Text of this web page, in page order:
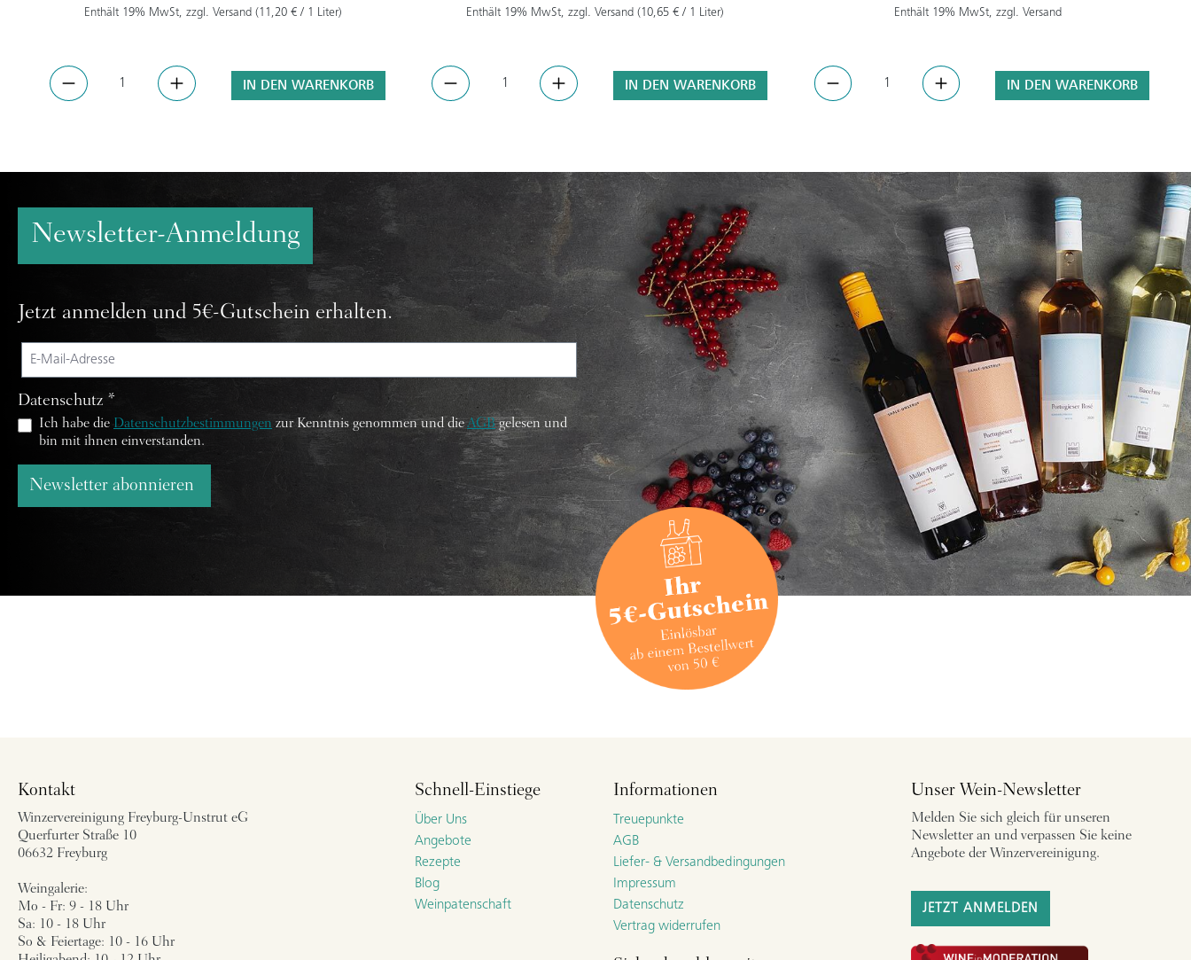
Enthält 19% MwSt, zzgl. Versand (11,20 € / 1 Liter)
IN DEN WARENKORB
Enthält 19% MwSt, zzgl. Versand (10,65 € / 1 Liter)
IN DEN WARENKORB
Enthält 19% MwSt, zzgl. Versand
IN DEN WARENKORB
Newsletter-Anmeldung
Jetzt anmelden und 5€-Gutschein erhalten.
Datenschutz *
Ich habe die Datenschutzbestimmungen zur Kenntnis genommen und dieAGBgelesen und
bin mit ihnen einverstanden.
Newsletter abonnieren
Kontakt
Winzervereinigung Freyburg-Unstrut eG
Querfurter Straße 10
06632 Freyburg
Weingalerie:
Mo - Fr: 9 - 18 Uhr
Sa: 10 - 18 Uhr
So & Feiertage: 10 - 16 Uhr
Schnell-Einstiege
Über Uns
Angebote
Rezepte
Blog
Weinpatenschaft
Informationen
Treuepunkte
AGB
Liefer- & Versandbedingungen
Impressum
Datenschutz
Vertrag widerrufen
Unser Wein-Newsletter
Melden Sie sich gleich für unseren
Newsletter an und verpassen Sie keine
Angebote der Winzervereinigung.
JETZT ANMELDEN